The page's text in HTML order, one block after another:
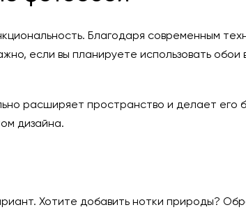
Благодаря современным
если вы планируете использовать
расширяет пространство и делает его
дизайна.
Хотите добавить нотки природы?